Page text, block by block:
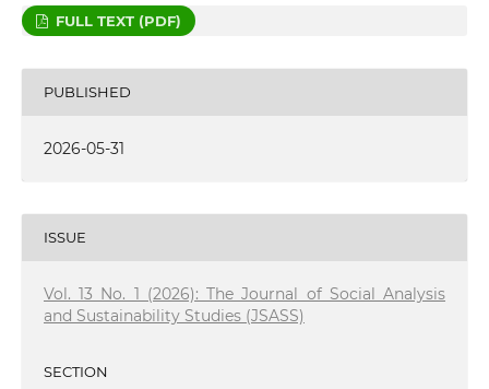
FULL TEXT (PDF)
PUBLISHED
2026-05-31
ISSUE
Vol. 13 No. 1 (2026): The Journal of Social Analysis
and Sustainability Studies (JSASS)
SECTION